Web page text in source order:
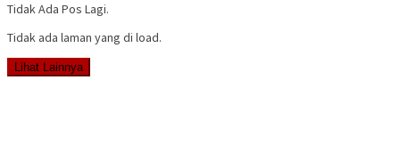
Tidak Ada Pos Lagi.
Tidak ada laman yang di load.
Lihat Lainnya